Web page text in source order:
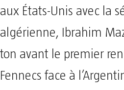
aux États-Unis avec la
algérienne, Ibrahim
ton avant le premier
Fennecs face à